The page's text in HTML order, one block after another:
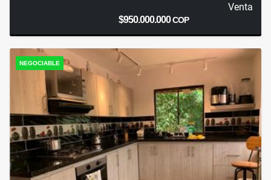
Venta
$950.000.000COP
NEGOCIABLE